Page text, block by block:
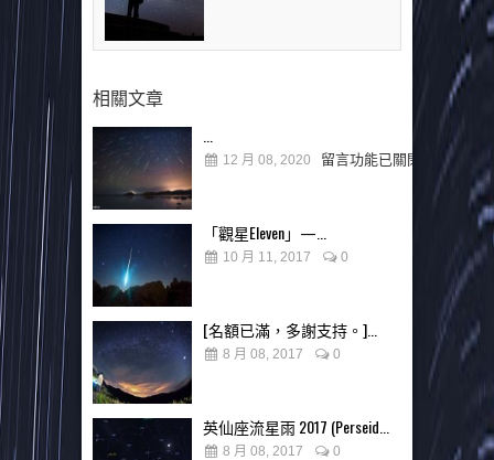
相關文章
12 月 08, 2020 留言功能已關閉
「觀星Eleven」—...
10 月 11, 2017 0
[名額已滿，多謝支持。]...
8 月 08, 2017 0
英仙座流星雨 2017 (Perseid...
8 月 08, 2017 0